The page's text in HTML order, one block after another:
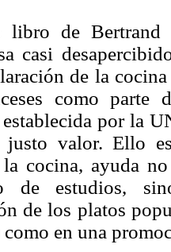
libro de
casi
de la
como parte
por la
valor. Ello
cocina, ayuda
de estudios,
de los platos
en una